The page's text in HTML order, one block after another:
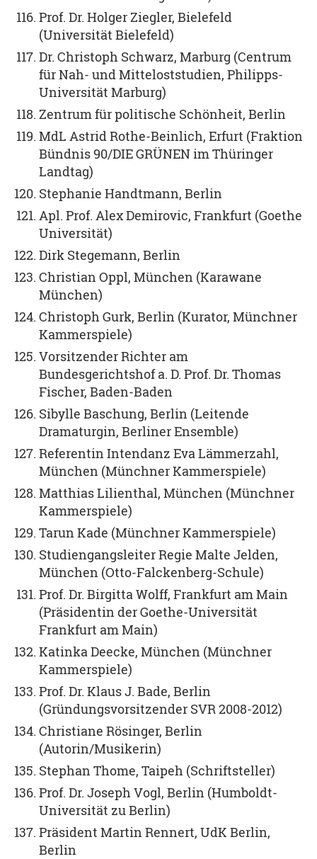
Prof. Dr. Holger Ziegler, Bielefeld
(Universität Bielefeld)
Dr. Christoph Schwarz, Marburg (Centrum
für Nah- und Mitteloststudien, Philipps-
Universität Marburg)
Zentrum für politische Schönheit, Berlin
MdL Astrid Rothe-Beinlich, Erfurt (Fraktion
Bündnis 90/DIE GRÜNEN im Thüringer
Landtag)
Stephanie Handtmann, Berlin
Apl. Prof. Alex Demirovic, Frankfurt (Goethe
Universität)
Dirk Stegemann, Berlin
Christian Oppl, München (Karawane
München)
Christoph Gurk, Berlin (Kurator, Münchner
Kammerspiele)
Vorsitzender Richter am
Bundesgerichtshof a. D. Prof. Dr. Thomas
Fischer, Baden-Baden
Sibylle Baschung, Berlin (Leitende
Dramaturgin, Berliner Ensemble)
Referentin Intendanz Eva Lämmerzahl,
München (Münchner Kammerspiele)
Matthias Lilienthal, München (Münchner
Kammerspiele)
Tarun Kade (Münchner Kammerspiele)
Studiengangsleiter Regie Malte Jelden,
München (Otto-Falckenberg-Schule)
Prof. Dr. Birgitta Wolff, Frankfurt am Main
(Präsidentin der Goethe-Universität
Frankfurt am Main)
Katinka Deecke, München (Münchner
Kammerspiele)
Prof. Dr. Klaus J. Bade, Berlin
(Gründungsvorsitzender SVR 2008-2012)
Christiane Rösinger, Berlin
(Autorin/Musikerin)
Stephan Thome, Taipeh (Schriftsteller)
Prof. Dr. Joseph Vogl, Berlin (Humboldt-
Universität zu Berlin)
Präsident Martin Rennert, UdK Berlin,
Berlin